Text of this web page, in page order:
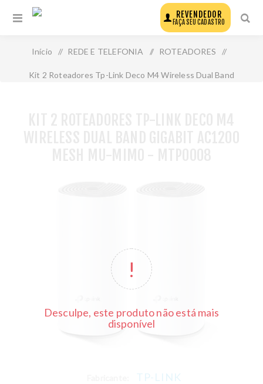
REVENDEDOR
FAÇA SEU CADASTRO
Início / REDE E TELEFONIA / ROTEADORES /
Kit 2 Roteadores Tp-Link Deco M4 Wireless Dual Band
Desculpe, este produto não está mais
disponível
TP-LINK